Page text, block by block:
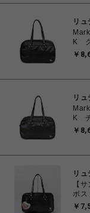
リュ
K
￥
リュ
K
￥
リュ
【
ボス
￥